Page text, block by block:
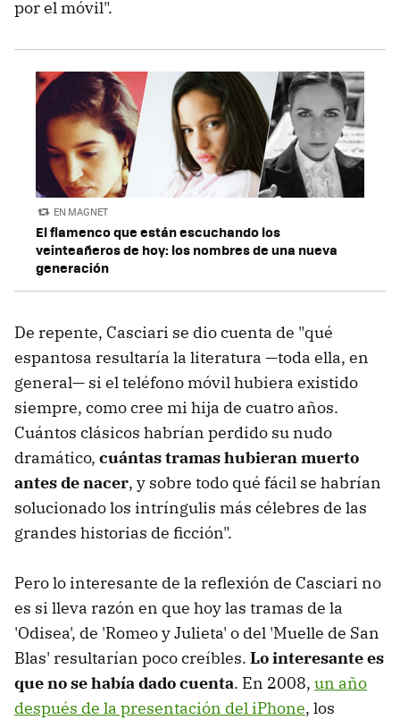
por el móvil".
EN MAGNET
El flamenco que están escuchando los
veinteañeros de hoy: los nombres de una nueva
generación
De repente, Casciari se dio cuenta de "qué
espantosa resultaría la literatura —toda ella, en
general— si el teléfono móvil hubiera existido
siempre, como cree mi hija de cuatro años.
Cuántos clásicos habrían perdido su nudo
dramático, cuántas tramas hubieran muerto
antes de nacer, y sobre todo qué fácil se habrían
solucionado los intríngulis más célebres de las
grandes historias de ficción".
Pero lo interesante de la reflexión de Casciari no
es si lleva razón en que hoy las tramas de la
'Odisea', de 'Romeo y Julieta' o del 'Muelle de San
Blas' resultarían poco creíbles. Lo interesante es
que no se había dado cuenta. En 2008, un año
después de la presentación del iPhone, los